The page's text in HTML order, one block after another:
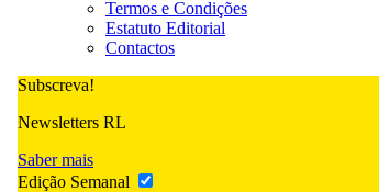
Termos e Condições
Estatuto Editorial
Contactos
Subscreva!
Newsletters RL
Saber mais
Edição Semanal